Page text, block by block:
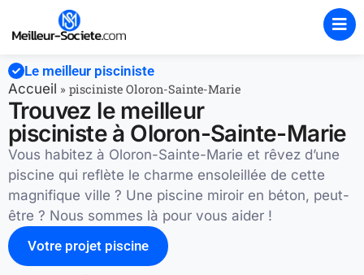
Le meilleur pisciniste
Accueil » pisciniste Oloron-Sainte-Marie
Trouvez le meilleur
pisciniste à Oloron-Sainte-Marie
Vous habitez à Oloron-Sainte-Marie et rêvez d’une
piscine qui reflète le charme ensoleillée de cette
magnifique ville ? Une piscine miroir en béton, peut-
être ? Nous sommes là pour vous aider !
Votre projet piscine